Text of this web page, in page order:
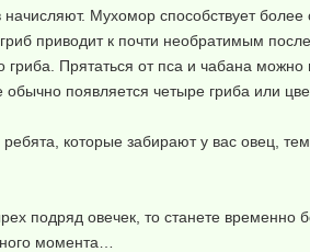
Мухомор способствует
приводит к почти необратимым
Прятаться от пса и чабана
появляется четыре гриба или
которые забирают у вас овец,
подряд овечек, то станете
момента…